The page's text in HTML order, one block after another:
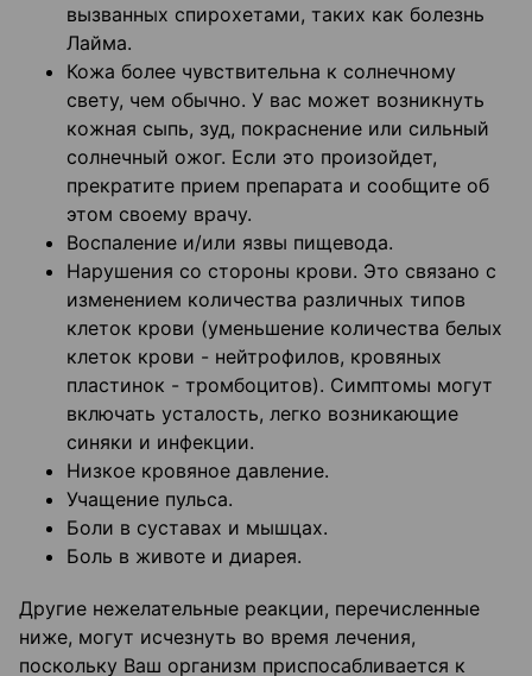
вызванных спирохетами, таких как болезнь
Лайма.
Кожа более чувствительна к солнечному
свету, чем обычно. У вас может возникнуть
кожная сыпь, зуд, покраснение или сильный
солнечный ожог. Если это произойдет,
прекратите прием препарата и сообщите об
этом своему врачу.
Воспаление и/или язвы пищевода.
Нарушения со стороны крови. Это связано с
изменением количества различных типов
клеток крови (уменьшение количества белых
клеток крови - нейтрофилов, кровяных
пластинок - тромбоцитов). Симптомы могут
включать усталость, легко возникающие
синяки и инфекции.
Низкое кровяное давление.
Учащение пульса.
Боли в суставах и мышцах.
Боль в животе и диарея.
Другие нежелательные реакции, перечисленные
ниже, могут исчезнуть во время лечения,
поскольку Ваш организм приспосабливается к